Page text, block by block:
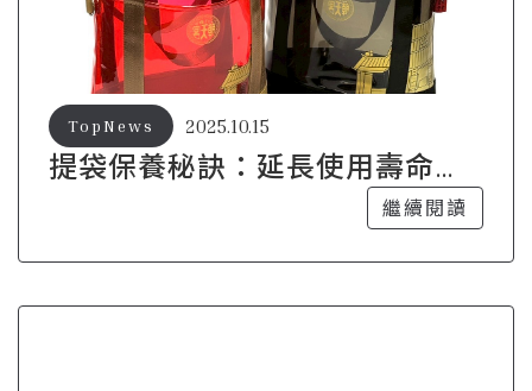
提袋保養秘訣：延長使用壽命的
2025.10.15
TopNews
繼續閱讀